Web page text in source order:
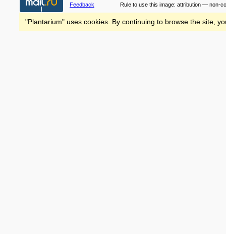
Feedback Rule to use this image: attribution — non-
"Plantarium" uses cookies. By continuing to browse the site,